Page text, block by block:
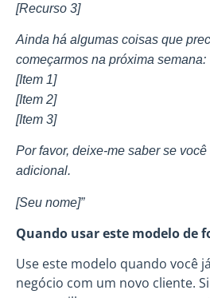
[Recurso 3]
Ainda há algumas coisas que
começarmos na próxima semana:
[Item 1]
[Item 2]
[Item 3]
Por favor, deixe-me saber se
adicional.
[Seu nome]”
Quando usar este modelo de
Use este modelo quando você
negócio com um novo cliente.